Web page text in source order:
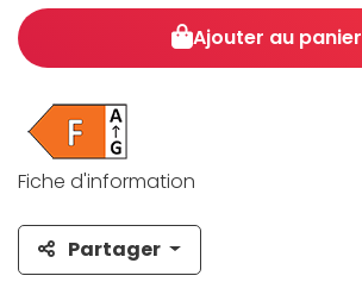
Ajouter au panier
Fiche d'information
Partager